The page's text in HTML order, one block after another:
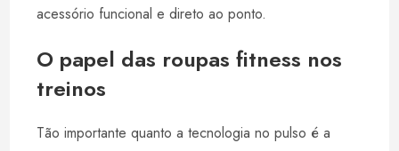
acessório funcional e direto ao ponto.
O papel das roupas fitness nos
treinos
Tão importante quanto a tecnologia no pulso é a